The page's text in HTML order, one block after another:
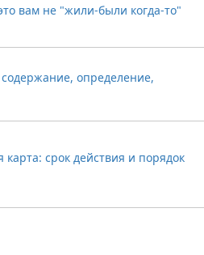
вам не "жили-были когда-то"
определение,
срок действия и порядок